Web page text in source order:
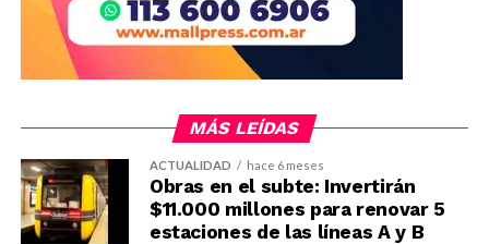
MÁS LEÍDAS
ACTUALIDAD hace 6 meses
Obras en el subte: Invertirán
$11.000 millones para renovar 5
estaciones de las líneas A y B